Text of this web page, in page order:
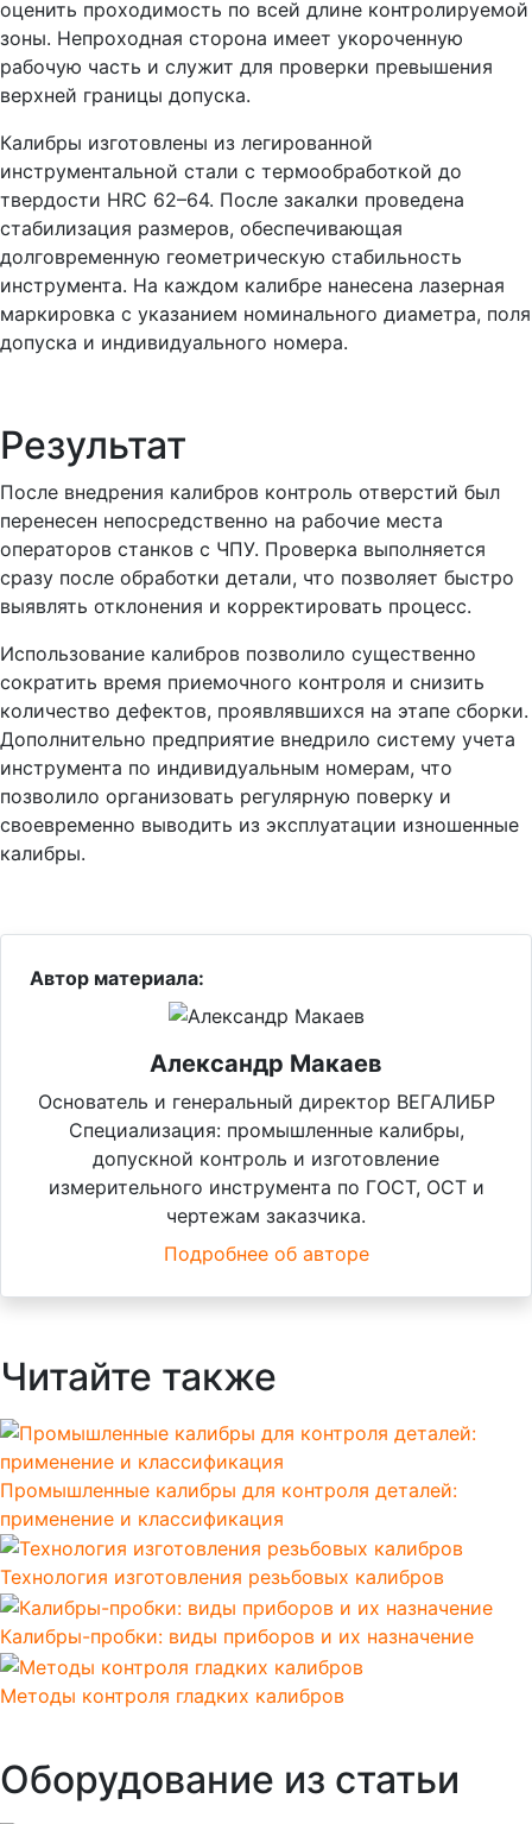
оценить проходимость по всей длине контролируемой
зоны. Непроходная сторона имеет укороченную
рабочую часть и служит для проверки превышения
верхней границы допуска.
Калибры изготовлены из легированной
инструментальной стали с термообработкой до
твердости HRC 62–64. После закалки проведена
стабилизация размеров, обеспечивающая
долговременную геометрическую стабильность
инструмента. На каждом калибре нанесена лазерная
маркировка с указанием номинального диаметра, поля
допуска и индивидуального номера.
Результат
После внедрения калибров контроль отверстий был
перенесен непосредственно на рабочие места
операторов станков с ЧПУ. Проверка выполняется
сразу после обработки детали, что позволяет быстро
выявлять отклонения и корректировать процесс.
Использование калибров позволило существенно
сократить время приемочного контроля и снизить
количество дефектов, проявлявшихся на этапе сборки.
Дополнительно предприятие внедрило систему учета
инструмента по индивидуальным номерам, что
позволило организовать регулярную поверку и
своевременно выводить из эксплуатации изношенные
калибры.
Автор материала:
Александр Макаев
Основатель и генеральный директор ВЕГАЛИБР
Специализация: промышленные калибры,
допускной контроль и изготовление
измерительного инструмента по ГОСТ, ОСТ и
чертежам заказчика.
Подробнее об авторе
Читайте также
Промышленные калибры для контроля деталей:
применение и классификация
Технология изготовления резьбовых калибров
Калибры-пробки: виды приборов и их назначение
Методы контроля гладких калибров
Оборудование из статьи